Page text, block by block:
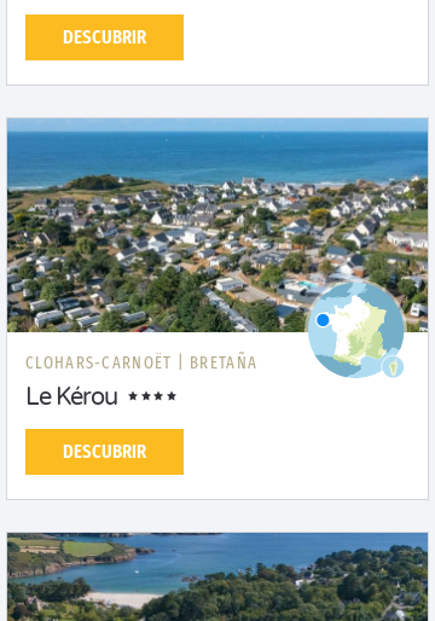
DESCUBRIR
CLOHARS-CARNOËT | BRETAÑA
Le Kérou
DESCUBRIR